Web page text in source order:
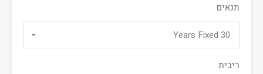
תנאים
30 Years Fixed
ריבית